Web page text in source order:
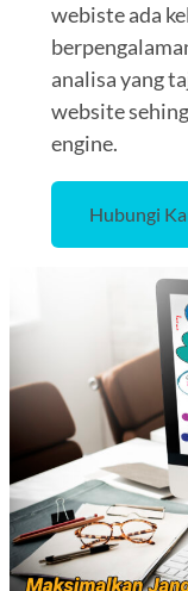
webiste ada
analisa yang
website
engine.
Hubungi